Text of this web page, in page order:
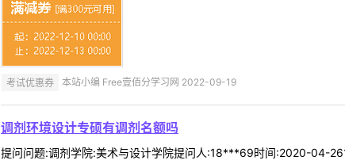
考试优惠券 本站小编 Free壹佰分学习网 2022-09-19
调剂环境设计专硕有调剂名额吗
提问问题:调剂学院:美术与设计学院提问人:18***69时间:2020-04-